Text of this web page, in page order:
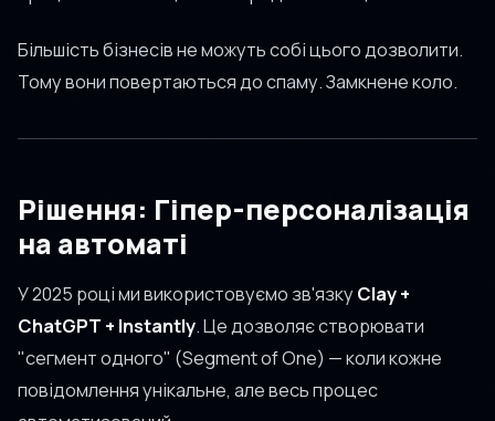
Більшість бізнесів не можуть собі цього дозволити.
Тому вони повертаються до спаму. Замкнене коло.
Рішення: Гіпер-персоналізація
на автоматі
У 2025 році ми використовуємо зв'язку Clay +
ChatGPT + Instantly. Це дозволяє створювати
"сегмент одного" (Segment of One) — коли кожне
повідомлення унікальне, але весь процес